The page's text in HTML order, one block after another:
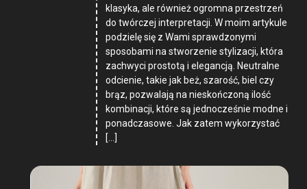
klasyka, ale również ogromna przestrzeń
do twórczej interpretacji. W moim artykule
podzielę się z Wami sprawdzonymi
sposobami na stworzenie stylizacji, która
zachwyci prostotą i elegancją. Neutralne
odcienie, takie jak beż, szarość, biel czy
brąz, pozwalają na nieskończoną ilość
kombinacji, które są jednocześnie modne i
ponadczasowe. Jak zatem wykorzystać
[…]